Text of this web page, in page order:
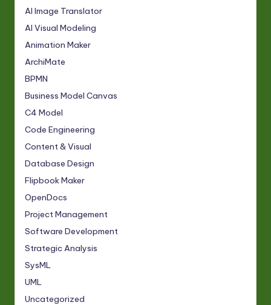
AI Image Translator
AI Visual Modeling
Animation Maker
ArchiMate
BPMN
Business Model Canvas
C4 Model
Code Engineering
Content & Visual
Database Design
Flipbook Maker
OpenDocs
Project Management
Software Development
Strategic Analysis
SysML
UML
Uncategorized